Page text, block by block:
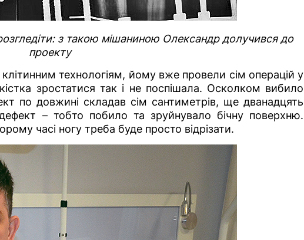
з такою мішаниною Олександр долучився до
проекту
технологіям, йому вже провели сім операцій у
зростатися так і не поспішала. Осколком вибило
по довжині складав сім сантиметрів, ще дванадцять
дефект – тобто побило та зруйнувало бічну поверхню.
часі ногу треба буде просто відрізати.